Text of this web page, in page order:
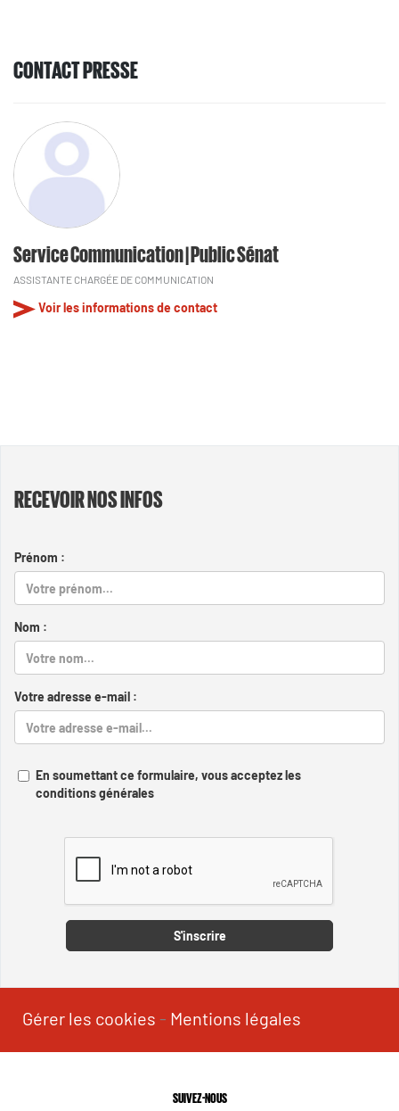
CONTACT PRESSE
Service Communication | Public Sénat
ASSISTANTE CHARGÉE DE COMMUNICATION
Voir les informations de contact
RECEVOIR NOS INFOS
Prénom :
Nom :
Votre adresse e-mail :
En soumettant ce formulaire, vous acceptez les
conditions générales
S'inscrire
Gérer les cookies - Mentions légales
SUIVEZ-NOUS